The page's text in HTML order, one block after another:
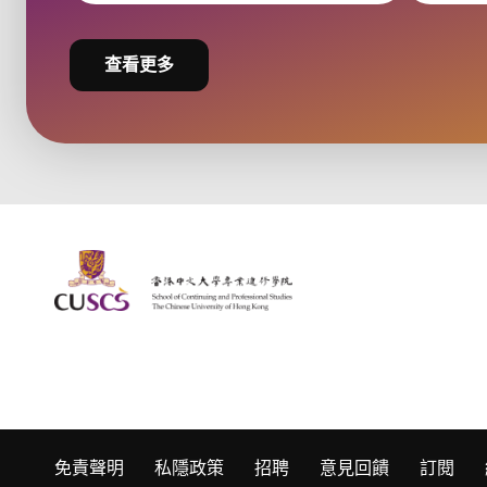
查看更多
The Chinese Univeristy of hong Kong
免責聲明 私隱政策 招聘 意見回饋 訂閱